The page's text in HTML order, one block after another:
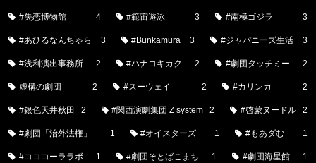
#失恋博物館 4 #範宙遊泳 3 #南極ゴジラ 3
#あひるなんちゃら 3 #Bunkamura 3 #ジャパニーズ生活 3
#浅利演出事務所 2 #ハナコキカク 2 #劇団タッチミー 2
虚構の劇団 2 #スーウェイ 2 #カリンカ 2
#銀色天井秋田 2 #関西演劇集団 Z system 2 #啓蒙ヌードル 2
#劇団「治外法権」 1 #オイスターズ 1 #もあダむ 1
#コココーララボ 1 #劇団そとばこまち 1 #劇団海星館 1